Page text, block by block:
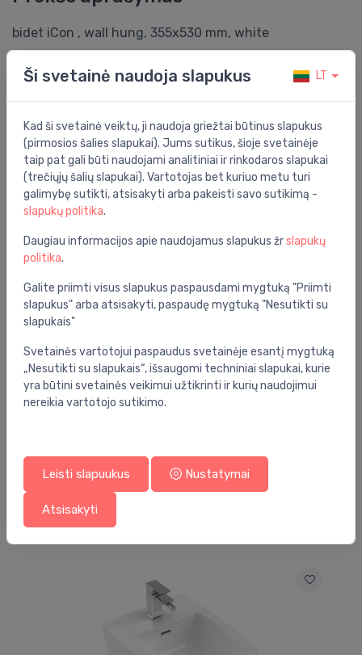
bidet iCon , wall hung, 355x530 mm, white
Bendrosios specifikacijos
Išvestis: horizontalus
Medžiaga: keramika
Tvirtinimo tipas: ant sienos
Serija:
Tipas: standarta
Specifikacija
Produkto kodas: 501.898.00.1
Barkodas: 4025410944962
Prekės ženklas:
Jums taip pat gali patikti
Ši svetainė naudoja slapukus LT
Kad ši svetainė veiktų, ji naudoja griežtai būtinus slapukus
(pirmosios šalies slapukai). Jums sutikus, šioje svetainėje
taip pat gali būti naudojami analitiniai ir rinkodaros slapukai
(trečiųjų šalių slapukai). Vartotojas bet kuriuo metu turi
galimybę sutikti, atsisakyti arba pakeisti savo sutikimą -
slapukų politika.
Daugiau informacijos apie naudojamus slapukus žrslapukų
politika.
Galite priimti visus slapukus paspausdami mygtuką "Priimti
slapukus" arba atsisakyti, paspaudę mygtuką "Nesutikti su
slapukais"
Svetainės vartotojui paspaudus svetainėje esantį mygtuką
„Nesutikti su slapukais“, išsaugomi techniniai slapukai, kurie
yra būtini svetainės veikimui užtikrinti ir kurių naudojimui
nereikia vartotojo sutikimo.
Leisti slapuukus Nustatymai
Atsisakyti